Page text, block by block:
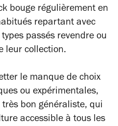
bouge régulièrement en
repartant avec
passés revendre ou
leur collection.
le manque de choix
ou expérimentales,
bon généraliste, qui
accessible à tous les